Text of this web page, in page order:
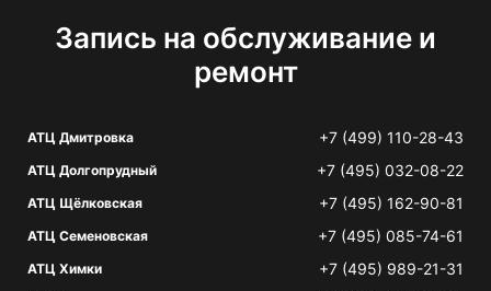
Запись на обслуживание и
ремонт
АТЦ Дмитровка +7 (499) 110-28-43
АТЦ Долгопрудный +7 (495) 032-08-22
АТЦ Щёлковская +7 (495) 162-90-81
АТЦ Семеновская +7 (495) 085-74-61
АТЦ Химки +7 (495) 989-21-31